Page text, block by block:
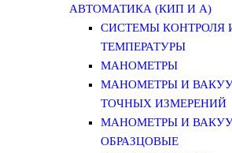
АВТОМАТИКА (КИП И А)
СИСТЕМЫ КОНТРОЛЯ
ТЕМПЕРАТУРЫ
МАНОМЕТРЫ
МАНОМЕТРЫ И
ТОЧНЫХ ИЗМЕРЕНИЙ
МАНОМЕТРЫ И
ОБРАЗЦОВЫЕ